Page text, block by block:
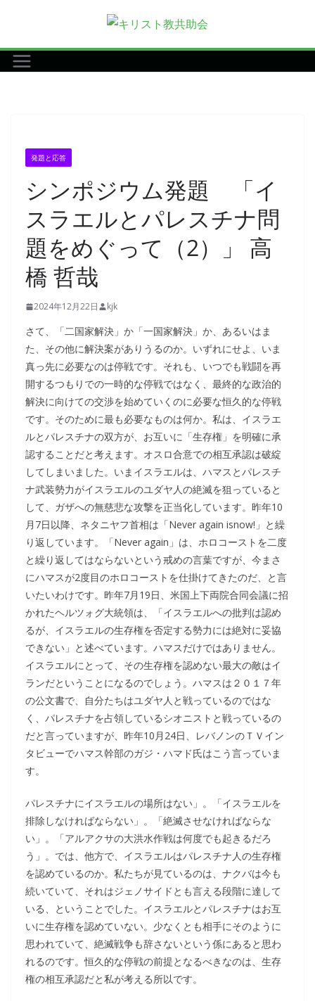
テ
ン
発題と応答
シンポジウム発題 「イ
スラエルとパレスチナ問
題をめぐって（2）」 高
橋 哲哉
2024年12月22日 kjk
さて、「二国家解決」か「一国家解決」か、あるいはま
た、その他に解決案がありうるのか。いずれにせよ、いま
真っ先に必要なのは停戦です。それも、いつでも戦闘を再
開するつもりでの一時的な停戦ではなく、最終的な政治的
解決に向けての交渉を始めていくのに必要な恒久的な停戦
です。そのために最も必要なものは何か。私は、イスラエ
ルとパレスチナの双方が、お互いに「生存権」を明確に承
認することだと考えます。オスロ合意での相互承認は破綻
してしまいました。いまイスラエルは、ハマスとパレスチ
ナ武装勢力がイスラエルのユダヤ人の絶滅を狙っていると
して、ガザへの無慈悲な攻撃を正当化しています。昨年10
月7日以降、ネタニヤフ首相は「Never again isnow!」と繰
り返しています。「Never again」は、ホロコーストを二度
と繰り返してはならないという戒めの言葉ですが、今まさ
にハマスが2度目のホロコーストを仕掛けてきたのだ、と言
いたいわけです。昨年7月19日、米国上下両院合同会議に招
かれたヘルツォグ大統領は、「イスラエルへの批判は認め
るが、イスラエルの生存権を否定する勢力には絶対に妥協
できない」と述べています。ハマスだけではありません。
イスラエルにとって、その生存権を認めない最大の敵はイ
ランだということになるのでしょう。ハマスは２０１７年
の公文書で、自分たちはユダヤ人と戦っているのではな
く、パレスチナを占領しているシオニストと戦っているの
だと言っていますが、昨年10月24日、レバノンのＴＶイン
タビューでハマス幹部のガジ・ハマド氏はこう言っていま
す。
パレスチナにイスラエルの場所はない」。「イスラエルを
排除しなければならない」。「絶滅させなければならな
い」。「アルアクサの大洪水作戦は何度でも起きるだろ
う」。では、他方で、イスラエルはパレスチナ人の生存権
を認めているのか。私たちが見ているのは、ナクバは今も
続いていて、それはジェノサイドとも言える段階に達して
いる、ということでした。イスラエルとパレスチナはお互
いに生存権を認めていない。少なくとも相手にそのように
思われていて、絶滅戦争も辞さないという係にあると思わ
れるのです。恒久的な停戦の前提となるべきなのは、生存
権の相互承認だと私が考える所以です。